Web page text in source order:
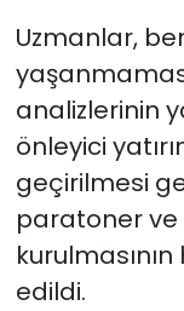
Uzmanlar,
analizlerinin
önleyici
geçirilmesi
paratoner ve
edildi.